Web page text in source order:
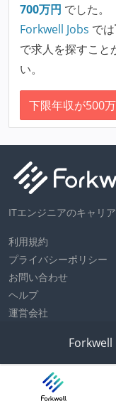
700万円 でした。
Forkwell Jobs では
で求人を探すこと
い。
下限年収が500
ITエンジニアのキャリ
利用規約
プライバシーポリシー
お問い合わせ
ヘルプ
運営会社